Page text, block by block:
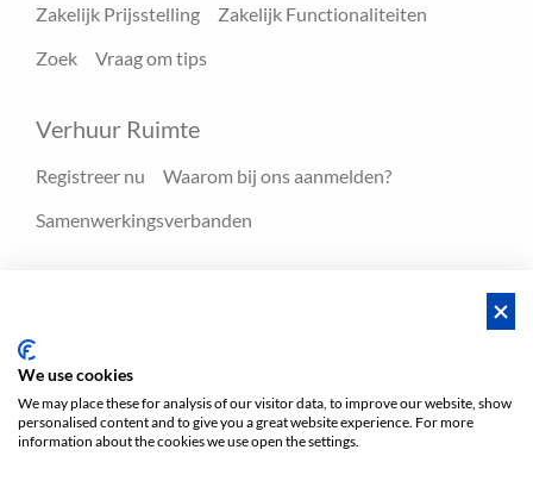
Zakelijk Prijsstelling
Zakelijk Functionaliteiten
Zoek
Vraag om tips
Verhuur Ruimte
Registreer nu
Waarom bij ons aanmelden?
Samenwerkingsverbanden
Voorwaarden Privacy
Voorwaarden/Impressum
We use cookies
We may place these for analysis of our visitor data, to improve our website, show
personalised content and to give you a great website experience. For more
information about the cookies we use open the settings.